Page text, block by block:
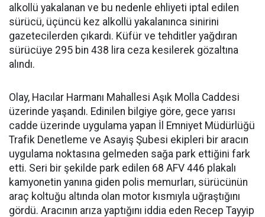
alkollü yakalanan ve bu nedenle ehliyeti iptal edilen
sürücü, üçüncü kez alkollü yakalanınca sinirini
gazetecilerden çıkardı. Küfür ve tehditler yağdıran
sürücüye 295 bin 438 lira ceza kesilerek gözaltına
alındı.
Olay, Hacılar Harmanı Mahallesi Aşık Molla Caddesi
üzerinde yaşandı. Edinilen bilgiye göre, gece yarısı
cadde üzerinde uygulama yapan İl Emniyet Müdürlüğü
Trafik Denetleme ve Asayiş Şubesi ekipleri bir aracın
uygulama noktasına gelmeden sağa park ettiğini fark
etti. Seri bir şekilde park edilen 68 AFV 446 plakalı
kamyonetin yanına giden polis memurları, sürücünün
araç koltuğu altında olan motor kısmıyla uğraştığını
gördü. Aracının arıza yaptığını iddia eden Recep Tayyip